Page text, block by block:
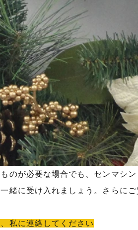
のが必要な場合でも、センマシ
緒に受け入れましょう。さらに
私に連絡してください